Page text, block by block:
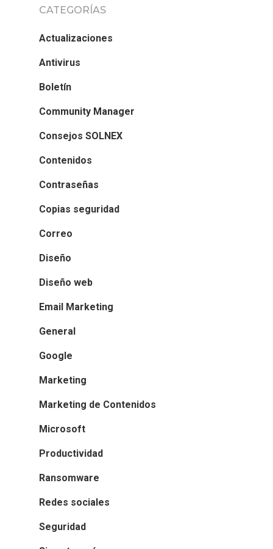
CATEGORÍAS
Actualizaciones
Antivirus
Boletín
Community Manager
Consejos SOLNEX
Contenidos
Contraseñas
Copias seguridad
Correo
Diseño
Diseño web
Email Marketing
General
Google
Marketing
Marketing de Contenidos
Microsoft
Productividad
Ransomware
Redes sociales
Seguridad